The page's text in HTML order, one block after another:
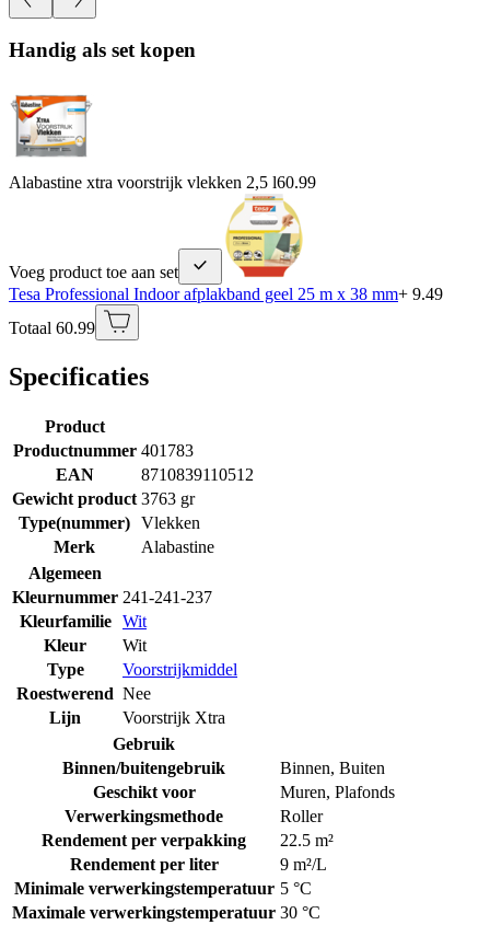
Handig als set kopen
Alabastine xtra voorstrijk vlekken 2,5 l60.99
Voeg product toe aan set
Tesa Professional Indoor afplakband geel 25 m x 38 mm+ 9.49
Totaal 60.99
Specificaties
Product
Productnummer 401783
EAN
8710839110512
Gewicht product 3763 gr
Type(nummer) Vlekken
Merk
Alabastine
Algemeen
Kleurnummer 241-241-237
Kleurfamilie
Wit
Kleur
Wit
Type
Voorstrijkmiddel
Roestwerend Nee
Lijn
Voorstrijk Xtra
Gebruik
Binnen/buitengebruik
Binnen, Buiten
Geschikt voor
Muren, Plafonds
Verwerkingsmethode
Roller
Rendement per verpakking
22.5 m²
Rendement per liter
9 m²/L
Minimale verwerkingstemperatuur 5 °C
Maximale verwerkingstemperatuur 30 °C